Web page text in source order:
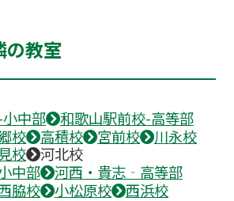
の教室
中部
和歌山駅前校-高等部
校 高積校 宮前校
川永校
校
河北校
中部
河西・貴志‐高等部
脇校 小松原校 西浜校